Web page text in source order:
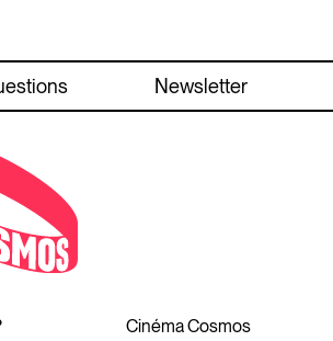
Newsletter
Cinéma Cosmos